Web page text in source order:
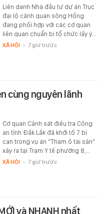
Liên danh Nhà đầu tư dự án Trục
đại lộ cảnh quan sông Hồng
đang phối hợp với các cơ quan
liên quan chuẩn bị tổ chức lấy ý…
XÃ HỘI - 7 giờ trước
cùng nguyên lãnh
Cơ quan Cảnh sát điều tra Công
an tỉnh Đắk Lắk đã khởi tố 7 bị
can trong vụ án “Tham ô tài sản”
xảy ra tại Trạm Y tế phường 8,…
XÃ HỘI - 7 giờ trước
và NHANH nhất